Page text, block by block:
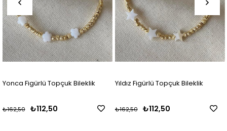
Yonca Figürlü Topçuk Bileklik
₺112,50
₺162,50
Yıldız Figürlü Topçuk Bileklik
₺112,50
₺162,50